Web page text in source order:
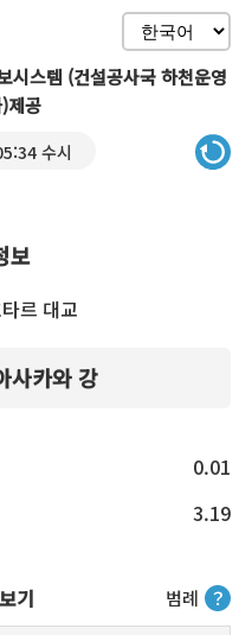
시스템 (건설공사국 하천운영
제공
수시
보
르 대교
사카와 강
0.01
3.19
범례 ？
기